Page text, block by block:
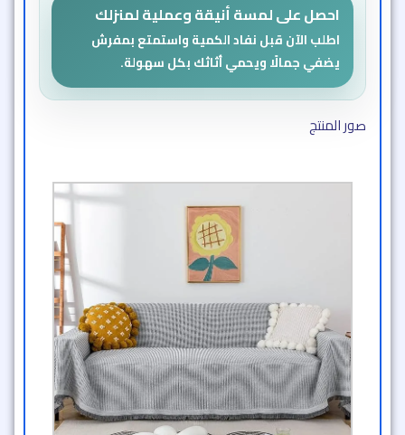
احصل على لمسة أنيقة وعملية لمنزلك
اطلب الآن قبل نفاد الكمية واستمتع بمفرش
يضفي جمالًا ويحمي أثاثك بكل سهولة.
صور المنتج​